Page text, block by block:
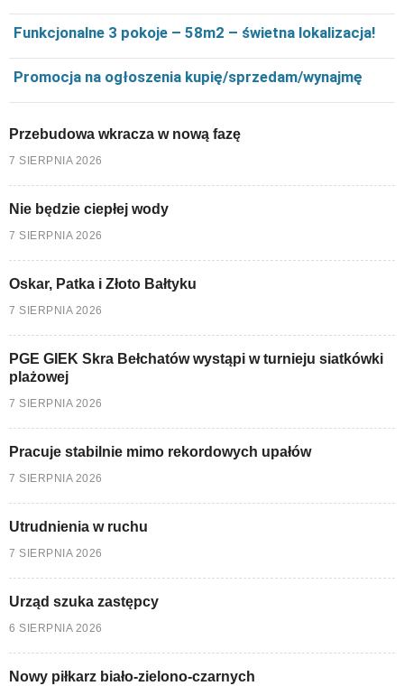
Funkcjonalne 3 pokoje – 58m2 – świetna lokalizacja!
Promocja na ogłoszenia kupię/sprzedam/wynajmę
Przebudowa wkracza w nową fazę
7 SIERPNIA 2026
Nie będzie ciepłej wody
7 SIERPNIA 2026
Oskar, Patka i Złoto Bałtyku
7 SIERPNIA 2026
PGE GIEK Skra Bełchatów wystąpi w turnieju siatkówki
plażowej
7 SIERPNIA 2026
Pracuje stabilnie mimo rekordowych upałów
7 SIERPNIA 2026
Utrudnienia w ruchu
7 SIERPNIA 2026
Urząd szuka zastępcy
6 SIERPNIA 2026
Nowy piłkarz biało-zielono-czarnych